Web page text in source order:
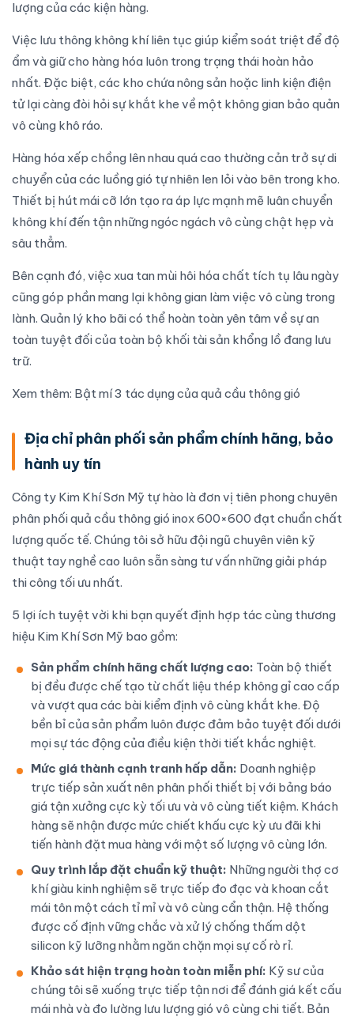
lượng của các kiện hàng.
Việc lưu thông không khí liên tục giúp kiểm soát triệt để độ
ẩm và giữ cho hàng hóa luôn trong trạng thái hoàn hảo
nhất. Đặc biệt, các kho chứa nông sản hoặc linh kiện điện
tử lại càng đòi hỏi sự khắt khe về một không gian bảo quản
vô cùng khô ráo.
Hàng hóa xếp chồng lên nhau quá cao thường cản trở sự di
chuyển của các luồng gió tự nhiên len lỏi vào bên trong kho.
Thiết bị hút mái cỡ lớn tạo ra áp lực mạnh mẽ luân chuyển
không khí đến tận những ngóc ngách vô cùng chật hẹp và
sâu thẳm.
Bên cạnh đó, việc xua tan mùi hôi hóa chất tích tụ lâu ngày
cũng góp phần mang lại không gian làm việc vô cùng trong
lành. Quản lý kho bãi có thể hoàn toàn yên tâm về sự an
toàn tuyệt đối của toàn bộ khối tài sản khổng lồ đang lưu
trữ.
Xem thêm: Bật mí 3 tác dụng của quả cầu thông gió
Địa chỉ phân phối sản phẩm chính hãng, bảo
hành uy tín
Công ty Kim Khí Sơn Mỹ tự hào là đơn vị tiên phong chuyên
phân phối quả cầu thông gió inox 600×600 đạt chuẩn chất
lượng quốc tế. Chúng tôi sở hữu đội ngũ chuyên viên kỹ
thuật tay nghề cao luôn sẵn sàng tư vấn những giải pháp
thi công tối ưu nhất.
5 lợi ích tuyệt vời khi bạn quyết định hợp tác cùng thương
hiệu Kim Khí Sơn Mỹ bao gồm:
Sản phẩm chính hãng chất lượng cao: Toàn bộ thiết
bị đều được chế tạo từ chất liệu thép không gỉ cao cấp
và vượt qua các bài kiểm định vô cùng khắt khe. Độ
bền bỉ của sản phẩm luôn được đảm bảo tuyệt đối dưới
mọi sự tác động của điều kiện thời tiết khắc nghiệt.
Mức giá thành cạnh tranh hấp dẫn: Doanh nghiệp
trực tiếp sản xuất nên phân phối thiết bị với bảng báo
giá tận xưởng cực kỳ tối ưu và vô cùng tiết kiệm. Khách
hàng sẽ nhận được mức chiết khấu cực kỳ ưu đãi khi
tiến hành đặt mua hàng với một số lượng vô cùng lớn.
Quy trình lắp đặt chuẩn kỹ thuật: Những người thợ cơ
khí giàu kinh nghiệm sẽ trực tiếp đo đạc và khoan cắt
mái tôn một cách tỉ mỉ và vô cùng cẩn thận. Hệ thống
được cố định vững chắc và xử lý chống thấm dột
silicon kỹ lưỡng nhằm ngăn chặn mọi sự cố rò rỉ.
Khảo sát hiện trạng hoàn toàn miễn phí: Kỹ sư của
chúng tôi sẽ xuống trực tiếp tận nơi để đánh giá kết cấu
mái nhà và đo lường lưu lượng gió vô cùng chi tiết. Bản